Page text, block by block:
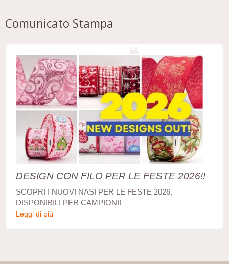
Comunicato Stampa
DESIGN CON FILO PER LE FESTE 2026!!
SCOPRI I NUOVI NASI PER LE FESTE 2026,
DISPONIBILI PER CAMPIONI!
Leggi di più